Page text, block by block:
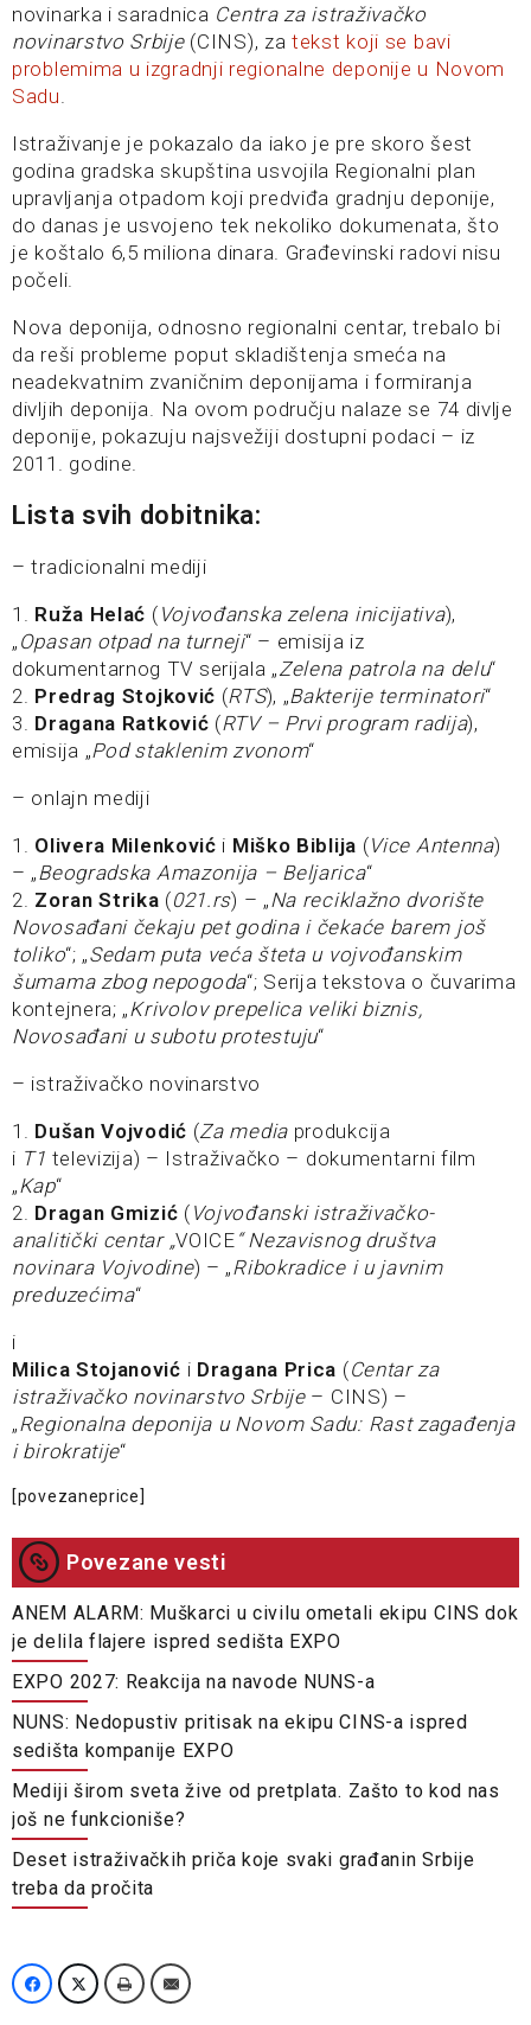
novinarka i saradnica Centra za istraživačko
novinarstvo Srbije(CINS), zatekst koji se bavi
problemima u izgradnji regionalne deponije u Novom
Sadu
Istraživanje je pokazalo da iako je pre skoro šest
godina gradska skupština usvojila Regionalni plan
upravljanja otpadom koji predviđa gradnju deponije,
do danas je usvojeno tek nekoliko dokumenata, što
je koštalo 6,5 miliona dinara. Građevinski radovi nisu
počeli.
Nova deponija, odnosno regionalni centar, trebalo bi
da reši probleme poput skladištenja smeća na
neadekvatnim zvaničnim deponijama i formiranja
divljih deponija. Na ovom području nalaze se 74 divlje
deponije, pokazuju najsvežiji dostupni podaci – iz
2011. godine.
Lista svih dobitnika:
– tradicionalni mediji
1. Ruža Helać ( Vojvođanska zelena inicijativa),
„ Opasan otpad na turneji“ – emisija iz
dokumentarnog TV serijala „Zelena patrola na delu“
2. Predrag Stojković (RTS), „Bakterije terminatori“
3. Dragana Ratković (RTV – Prvi program radija),
emisija „Pod staklenim zvonom“
– onlajn mediji
1. Olivera Milenković i Miško Biblija (Vice Antenna)
– „ Beogradska Amazonija – Beljarica“
2. Zoran Strika (021.rs) – „ Na reciklažno dvorište
Novosađani čekaju pet godina i čekaće barem još
toliko“; „Sedam puta veća šteta u vojvođanskim
šumama zbog nepogoda“; Serija tekstova o čuvarima
kontejnera; „ Krivolov prepelica veliki biznis,
Novosađani u subotu protestuju“
– istraživačko novinarstvo
1. Dušan Vojvodić (Za mediaprodukcija
i T1 televizija) – Istraživačko – dokumentarni film
„ Kap“
2. Dragan Gmizić ( Vojvođanski istraživačko-
analitički centar „VOICE “ Nezavisnog društva
novinara Vojvodine) – „Ribokradice i u javnim
preduzećima“
i
Milica Stojanović i Dragana Prica (Centar za
istraživačko novinarstvo Srbije– CINS) –
„Regionalna deponija u Novom Sadu: Rast zagađenja
i birokratije“
[povezaneprice]
Povezane vesti
​ANEM ALARM: Muškarci u civilu ometali ekipu CINS dok
je delila flajere ispred sedišta EXPO
EXPO 2027: Reakcija na navode NUNS-a
NUNS: Nedopustiv pritisak na ekipu CINS-a ispred
sedišta kompanije EXPO
Mediji širom sveta žive od pretplata. Zašto to kod nas
još ne funkcioniše?
Deset istraživačkih priča koje svaki građanin Srbije
treba da pročita